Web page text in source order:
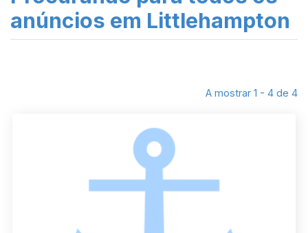
anúncios em Littlehampton
A mostrar 1 - 4 de 4